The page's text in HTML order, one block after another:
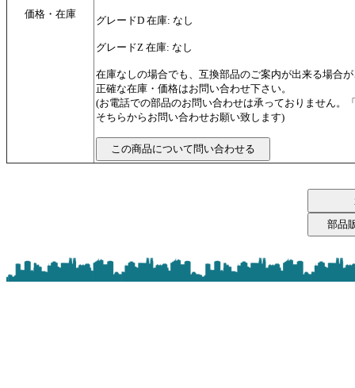
価格・在庫
グレードD 在庫: なし
グレードZ 在庫: なし
在庫なしの場合でも、互換部品のご案内が出来る場合
正確な在庫・価格はお問い合わせ下さい。
(お電話での部品のお問い合わせは承っておりません。
そちらからお問い合わせお願い致します)